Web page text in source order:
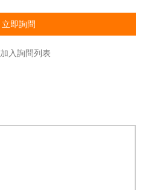
立即詢問
加入詢問列表